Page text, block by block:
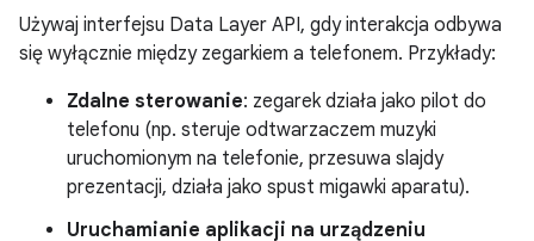
Używaj interfejsu Data Layer API, gdy interakcja odbywa
się wyłącznie między zegarkiem a telefonem. Przykłady:
Zdalne sterowanie: zegarek działa jako pilot do
telefonu (np. steruje odtwarzaczem muzyki
uruchomionym na telefonie, przesuwa slajdy
prezentacji, działa jako spust migawki aparatu).
Uruchamianie aplikacji na urządzeniu